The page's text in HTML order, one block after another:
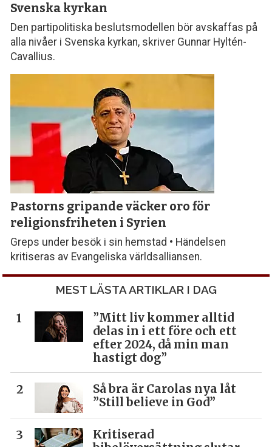
Svenska kyrkan
Den partipolitiska beslutsmodellen bör avskaffas på
alla nivåer i Svenska kyrkan, skriver Gunnar Hyltén-
Cavallius.
Pastorns gripande väcker oro för
religionsfriheten i Syrien
Greps under besök i sin hemstad • Händelsen
kritiseras av Evangeliska världsalliansen.
MEST LÄSTA ARTIKLAR I DAG
”Mitt liv kommer alltid
delas in i ett före och ett
efter 2024, då min man
hastigt dog”
Så bra är Carolas nya låt
”Still believe in God”
Kritiserad